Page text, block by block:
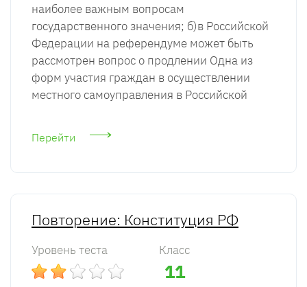
наиболее важным вопросам
государственного значения; б)в Российской
Федерации на референдуме может быть
рассмотрен вопрос о продлении Одна из
форм участия граждан в осуществлении
местного самоуправления в Российской
Перейти
Повторение: Конституция РФ
Уровень теста Класс
11